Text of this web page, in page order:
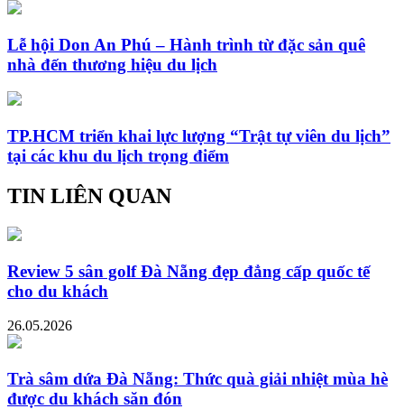
Lễ hội Don An Phú – Hành trình từ đặc sản quê
nhà đến thương hiệu du lịch
TP.HCM triển khai lực lượng “Trật tự viên du lịch”
tại các khu du lịch trọng điểm
TIN LIÊN QUAN
Review 5 sân golf Đà Nẵng đẹp đẳng cấp quốc tế
cho du khách
26.05.2026
Trà sâm dứa Đà Nẵng: Thức quà giải nhiệt mùa hè
được du khách săn đón